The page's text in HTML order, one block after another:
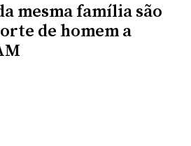
mesma família são
de homem a